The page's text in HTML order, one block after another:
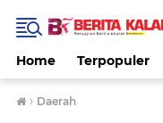
Home Terpopuler
› Daerah